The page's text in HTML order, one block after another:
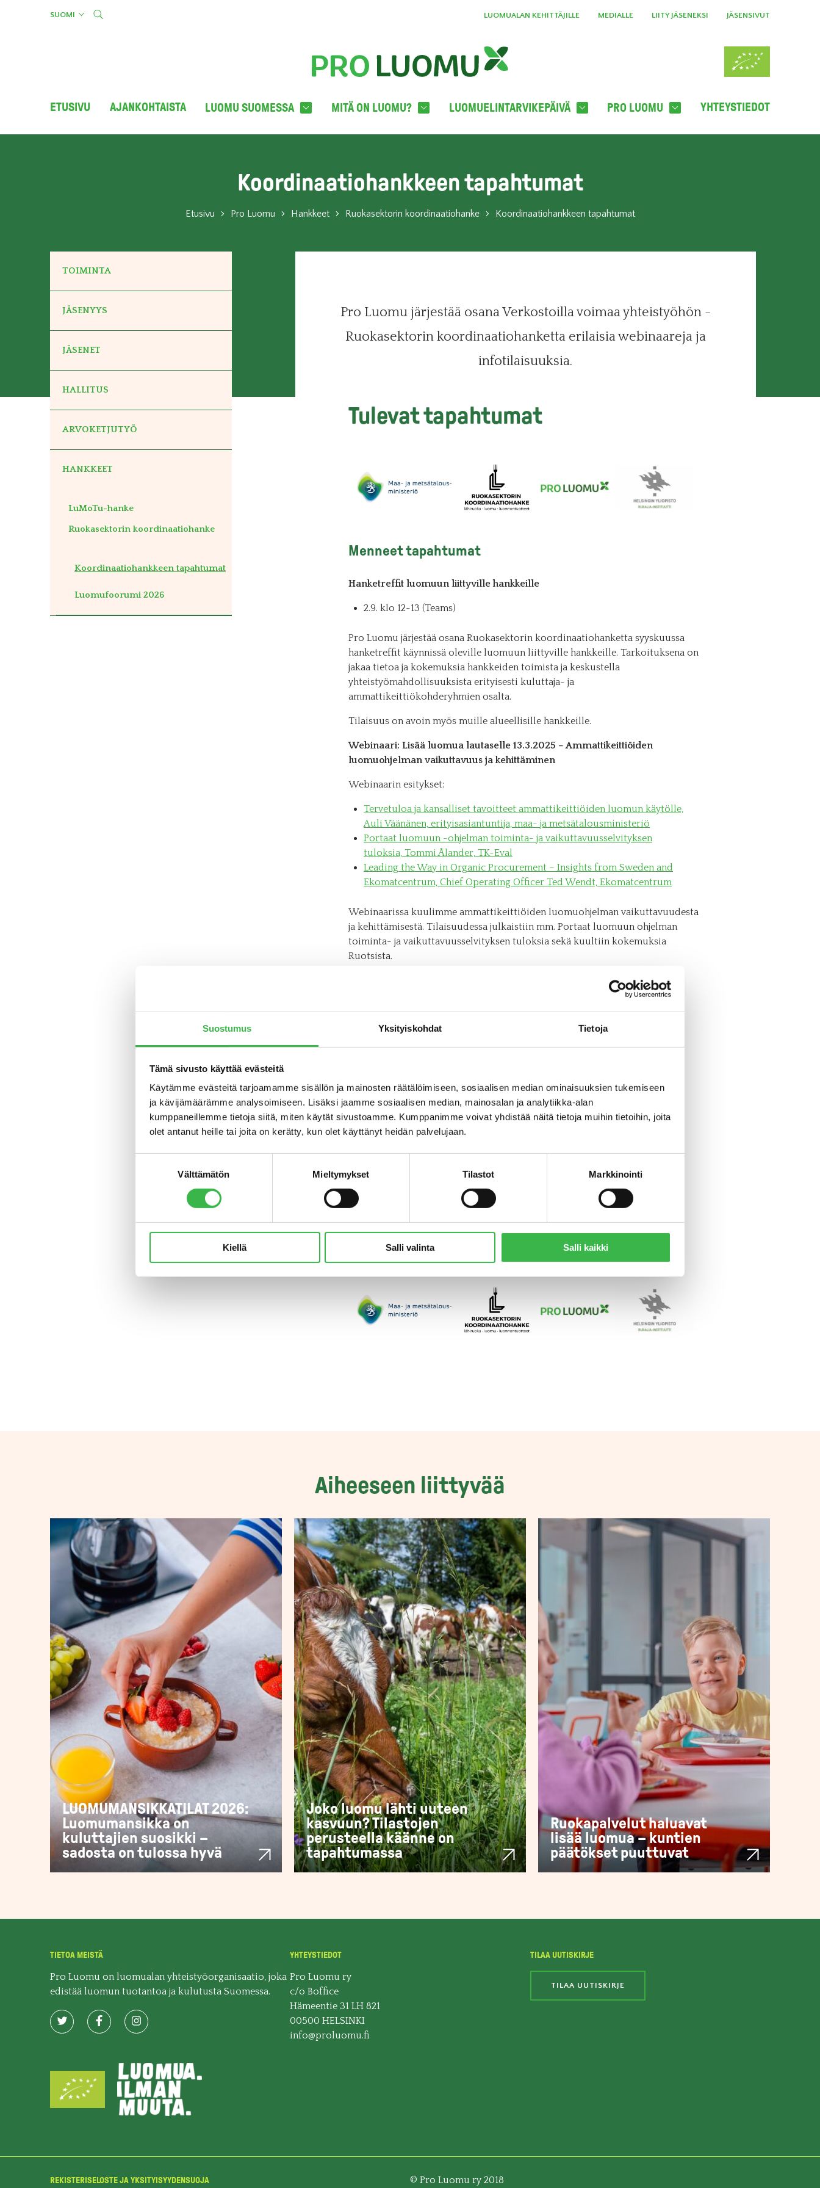
Suostumus Yksityiskohdat Tietoja
Tämä sivusto käyttää evästeitä
Käytämme evästeitä tarjoamamme sisällön ja mainosten räätälöimiseen, sosiaalisen median ominaisuuksien tukemiseen
ja kävijämäärämme analysoimiseen. Lisäksi jaamme sosiaalisen median, mainosalan ja analytiikka-alan
kumppaneillemme tietoja siitä, miten käytät sivustoamme. Kumppanimme voivat yhdistää näitä tietoja muihin tietoihin, joita
olet antanut heille tai joita on kerätty, kun olet käyttänyt heidän palvelujaan.
Välttämätön Mieltymykset Tilastot Markkinointi
Kiellä Salli valinta Salli kaikki
SUOMI LUOMUALAN KEHITTÄJILLE MEDIALLE LIITY JÄSENEKSI JÄSENSIVUT
ETUSIVU AJANKOHTAISTA LUOMU SUOMESSA MITÄ ON LUOMU? LUOMUELINTARVIKEPÄIVÄ PRO LUOMU YHTEYSTIEDOT
Koordinaatiohankkeen tapahtumat
Etusivu Pro Luomu Hankkeet Ruokasektorin koordinaatiohanke Koordinaatiohankkeen tapahtumat
TOIMINTA
JÄSENYYS
JÄSENET
HALLITUS
ARVOKETJUTYÖ
HANKKEET
LuMoTu-hanke
Ruokasektorin koordinaatiohanke
Koordinaatiohankkeen tapahtumat
Luomufoorumi 2026
Pro Luomu järjestää osana Verkostoilla voimaa yhteistyöhön -
Ruokasektorin koordinaatiohanketta erilaisia webinaareja ja
infotilaisuuksia.
Tulevat tapahtumat
Menneet tapahtumat
Hanketreffit luomuun liittyville hankkeille
2.9. klo 12-13 (Teams)
Pro Luomu järjestää osana Ruokasektorin koordinaatiohanketta syyskuussa
hanketreffit käynnissä oleville luomuun liittyville hankkeille. Tarkoituksena on
jakaa tietoa ja kokemuksia hankkeiden toimista ja keskustella
yhteistyömahdollisuuksista erityisesti kuluttaja- ja
ammattikeittiökohderyhmien osalta.
Tilaisuus on avoin myös muille alueellisille hankkeille.
Webinaari: Lisää luomua lautaselle 13.3.2025 – Ammattikeittiöiden
luomuohjelman vaikuttavuus ja kehittäminen
Webinaarin esitykset:
Tervetuloa ja kansalliset tavoitteet ammattikeittiöiden luomun käytölle,
Auli Väänänen, erityisasiantuntija, maa- ja metsätalousministeriö
Portaat luomuun -ohjelman toiminta- ja vaikuttavuusselvityksen
tuloksia, Tommi Ålander, TK-Eval
Leading the Way in Organic Procurement – Insights from Sweden and
Ekomatcentrum, Chief Operating Officer Ted Wendt, Ekomatcentrum
Webinaarissa kuulimme ammattikeittiöiden luomuohjelman vaikuttavuudesta
ja kehittämisestä. Tilaisuudessa julkaistiin mm. Portaat luomuun ohjelman
toiminta- ja vaikuttavuusselvityksen tuloksia sekä kuultiin kokemuksia
Ruotsista.
Portaat luomuun -ohjelman toiminta- ja vaikuttavuusselvityksen
tuloksia,Tommi Ålander, TK-Eval
keittiötoimenjohtajaMika Sirkiä, Tampere-talo.
ruoka- ja puhdistuspalvelupäällikköJaana Kokki,
kaupunki
Leading the Way in Organic Procurement – Insights from Sweden and
Ekomatcentrum, Chief Operating OfficerTed Wendt, Ekomatcentrum
Lamminparras
, Pro Luomu
Tilaisuuden järjestivät maa- ja metsätalousministeriö, Portaat luomuun -
ohjelma ja Verkostoilla voimaa yhteistyöhön – Ruokasektorin
koordinaatiohanketta rahoittaa maa- ja metsätalousministeriö.
Aiheeseen liittyvää
LUOMUMANSIKKATILAT 2026:
Luomumansikka on
kuluttajien suosikki –
sadosta on tulossa hyvä
Joko luomu lähti uuteen
kasvuun? Tilastojen
perusteella käänne on
tapahtumassa
Ruokapalvelut haluavat
lisää luomua – kuntien
päätökset puuttuvat
TIETOA MEISTÄ
Pro Luomu on luomualan yhteistyöorganisaatio, joka
edistää luomun tuotantoa ja kulutusta Suomessa.
YHTEYSTIEDOT
Pro Luomu ry
c/o Boffice
Hämeentie 31 LH 821
00500 HELSINKI
info@proluomu.fi
TILAA UUTISKIRJE
TILAA UUTISKIRJE
REKISTERISELOSTE JA YKSITYISYYDENSUOJA © Pro Luomu ry 2018